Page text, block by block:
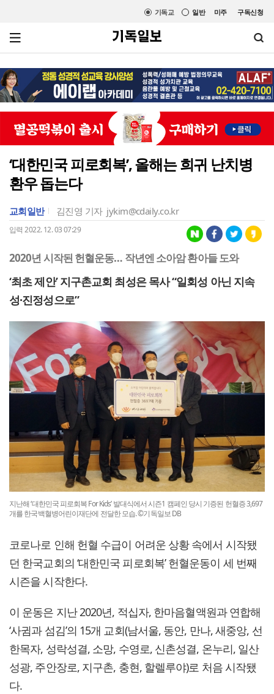
미주 구독신청
일반
기독교
‘대한민국 피로회복’, 올해는 희귀 난치병
환우 돕는다
교회일반 김진영 기자 jykim@cdaily.co.kr
입력 2022. 12. 03 07:29
2020년 시작된 헌혈운동… 작년엔 소아암 환아들 도와
‘최초 제안’ 지구촌교회 최성은 목사 “일회성 아닌 지속
성·진정성으로”
지난해 ‘대한민국 피로회복 For Kids’ 발대식에서 시즌1 캠페인 당시 기증된 헌혈증 3,697
개를 한국백혈병어린이재단에 전달한 모습. ©기독일보 DB
코로나로 인해 헌혈 수급이 어려운 상황 속에서 시작됐
던 한국교회의 ‘대한민국 피로회복’ 헌혈운동이 세 번째
시즌을 시작한다.
이 운동은 지난 2020년, 적십자, 한마음혈액원과 연합해
‘사귐과 섬김’의 15개 교회(남서울, 동안, 만나, 새중앙, 선
한목자, 성락성결, 소망, 수영로, 신촌성결, 온누리, 일산
성광, 주안장로, 지구촌, 충현, 할렐루야)로 처음 시작됐
다.